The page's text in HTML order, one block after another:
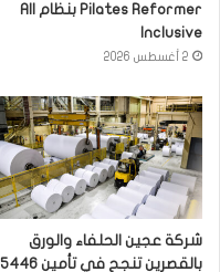
Pilates Reformer بنظام All
Inclusive
2 أغسطس 2026
شركة عجين الحلفاء والورق
بالقصرين تنجح في تأمين 5446